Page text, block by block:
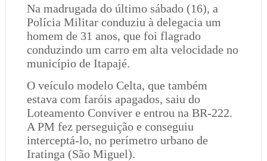
Na madrugada do último sábado (16), a
Polícia Militar conduziu à delegacia um
homem de 31 anos, que foi flagrado
conduzindo um carro em alta velocidade no
município de Itapajé.
O veículo modelo Celta, que também
estava com faróis apagados, saiu do
Loteamento Conviver e entrou na BR-222.
A PM fez perseguição e conseguiu
interceptá-lo, no perímetro urbano de
Iratinga (São Miguel).